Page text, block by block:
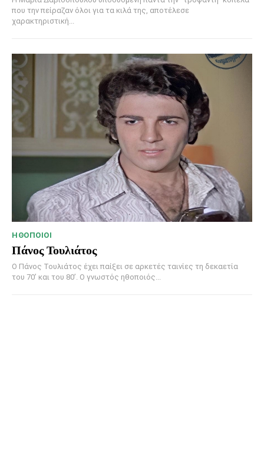
που την πείραζαν όλοι για τα κιλά της, αποτέλεσε
χαρακτηριστική...
HΘΟΠΟΙΟΊ
Πάνος Τουλιάτος
Ο Πάνος Τουλιάτος έχει παίξει σε αρκετές ταινίες τη δεκαετία
του 70’ και του 80’. Ο γνωστός ηθοποιός...